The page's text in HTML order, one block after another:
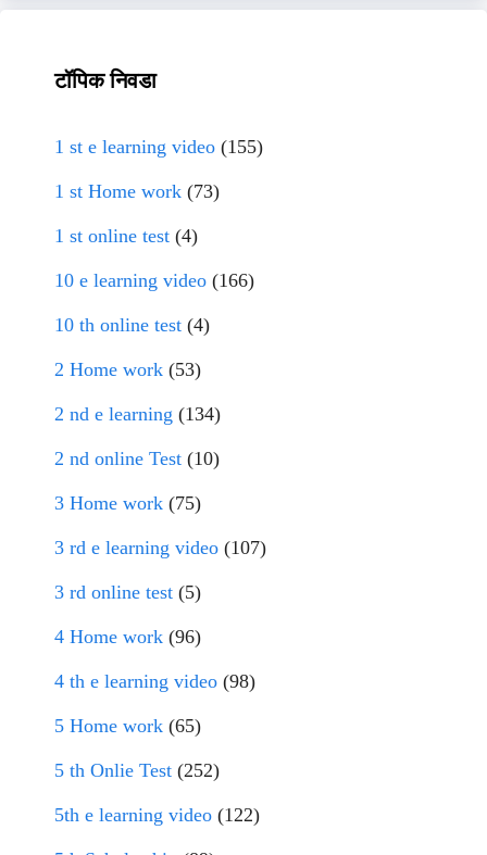
टॉपिक निवडा
1 st e learning video (155)
1 st Home work (73)
1 st online test (4)
10 e learning video (166)
10 th online test (4)
2 Home work (53)
2 nd e learning (134)
2 nd online Test (10)
3 Home work (75)
3 rd e learning video (107)
3 rd online test (5)
4 Home work (96)
4 th e learning video (98)
5 Home work (65)
5 th Onlie Test (252)
5th e learning video (122)